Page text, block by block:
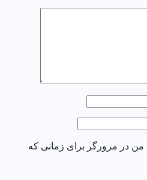
من در مرورگر برای زمانی که